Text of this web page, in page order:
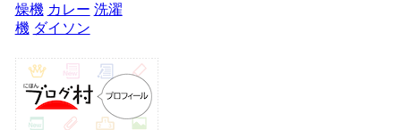
燥機 カレー 洗濯
機 ダイソン